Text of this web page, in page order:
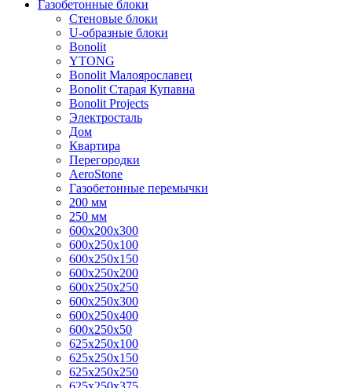
Газобетонные блоки
Стеновые блоки
U-образные блоки
Bonolit
YTONG
Bonolit Малоярославец
Bonolit Старая Купавна
Bonolit Projects
Электросталь
Дом
Квартира
Перегородки
AeroStone
Газобетонные перемычки
200 мм
250 мм
600x200x300
600x250x100
600x250x150
600x250x200
600x250x250
600x250x300
600x250x400
600x250x50
625x250x100
625x250x150
625x250x250